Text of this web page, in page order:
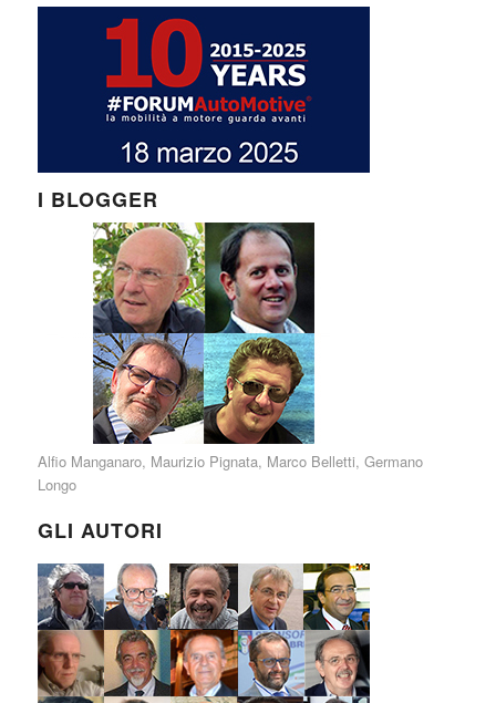
I BLOGGER
Alfio Manganaro, Maurizio Pignata, Marco Belletti, Germano
Longo
GLI AUTORI